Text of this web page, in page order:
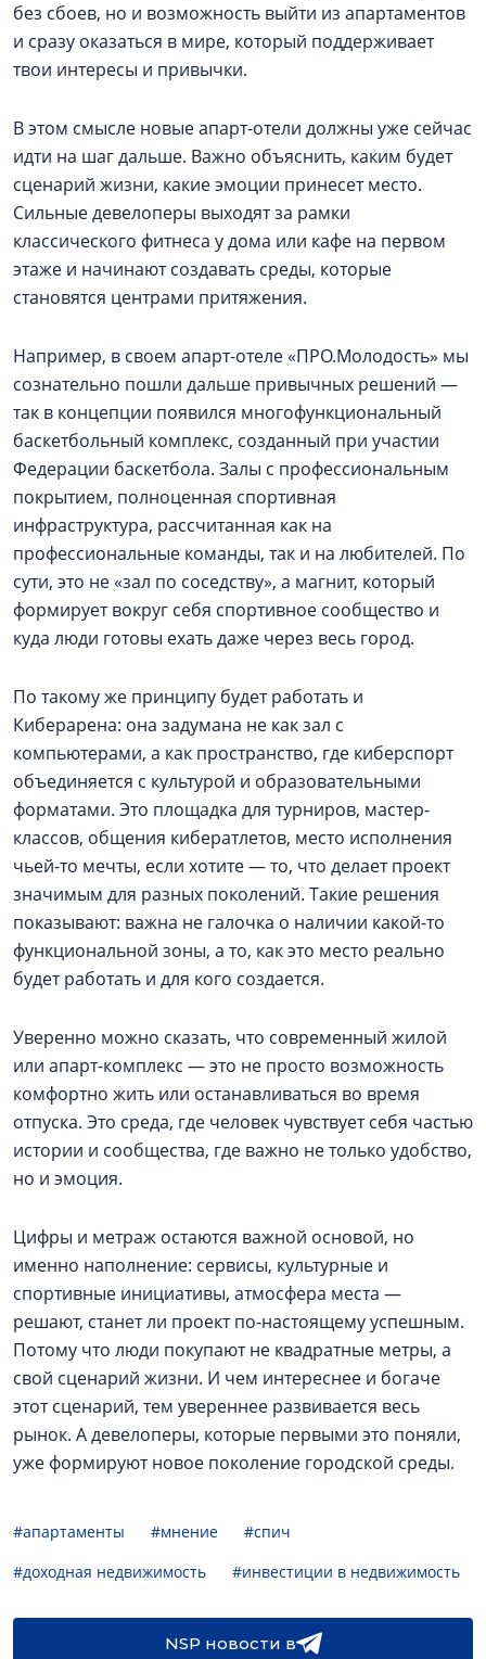
без сбоев, но и возможность выйти из апартаментов
и сразу оказаться в мире, который поддерживает
твои интересы и привычки.
В этом смысле новые апарт-отели должны уже сейчас
идти на шаг дальше. Важно объяснить, каким будет
сценарий жизни, какие эмоции принесет место.
Сильные девелоперы выходят за рамки
классического фитнеса у дома или кафе на первом
этаже и начинают создавать среды, которые
становятся центрами притяжения.
Например, в своем апарт-отеле «ПРО.Молодость» мы
сознательно пошли дальше привычных решений —
так в концепции появился многофункциональный
баскетбольный комплекс, созданный при участии
Федерации баскетбола. Залы с профессиональным
покрытием, полноценная спортивная
инфраструктура, рассчитанная как на
профессиональные команды, так и на любителей. По
сути, это не «зал по соседству», а магнит, который
формирует вокруг себя спортивное сообщество и
куда люди готовы ехать даже через весь город.
По такому же принципу будет работать и
Киберарена: она задумана не как зал с
компьютерами, а как пространство, где киберспорт
объединяется с культурой и образовательными
форматами. Это площадка для турниров, мастер-
классов, общения кибератлетов, место исполнения
чьей-то мечты, если хотите — то, что делает проект
значимым для разных поколений. Такие решения
показывают: важна не галочка о наличии какой-то
функциональной зоны, а то, как это место реально
будет работать и для кого создается.
Уверенно можно сказать, что современный жилой
или апарт-комплекс — это не просто возможность
комфортно жить или останавливаться во время
отпуска. Это среда, где человек чувствует себя частью
истории и сообщества, где важно не только удобство,
но и эмоция.
Цифры и метраж остаются важной основой, но
именно наполнение: сервисы, культурные и
спортивные инициативы, атмосфера места —
решают, станет ли проект по-настоящему успешным.
Потому что люди покупают не квадратные метры, а
свой сценарий жизни. И чем интереснее и богаче
этот сценарий, тем увереннее развивается весь
рынок. А девелоперы, которые первыми это поняли,
уже формируют новое поколение городской среды.
#апартаменты #мнение
#спич
#доходная недвижимость
#инвестиции в недвижимость
NSP новости в